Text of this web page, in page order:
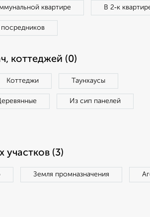
квартире В 2‑к
посредников
коттеджей (0)
Коттеджи Таунхаусы
Из сип панелей
(3)
Земля промназначения